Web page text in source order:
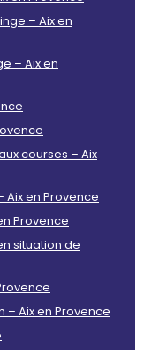
– Aix en
– Aix en
courses – Aix
en Provence
Provence
situation de
– Aix en Provence